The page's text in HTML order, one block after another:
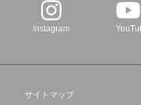
Instagram
サイトマップ